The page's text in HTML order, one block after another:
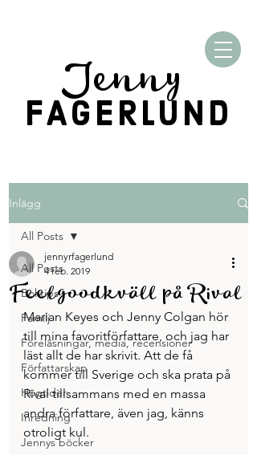
Jenny
FAGERLUND
Inlägg
All Posts
Boktips
Familj
Föreläsningar, media, recensioner
Författarskap
Högtider
Inredning
Jennys böcker
All Posts
Feelgoodkväll på Rival
jennyrfagerlund
4 feb. 2019
Marian Keyes och Jenny Colgan hör
till mina favoritförfattare, och jag har
läst allt de har skrivit. Att de få
kommer till Sverige och ska prata på
Rival tillsammans med en massa
andra författare, även jag, känns
otroligt kul.